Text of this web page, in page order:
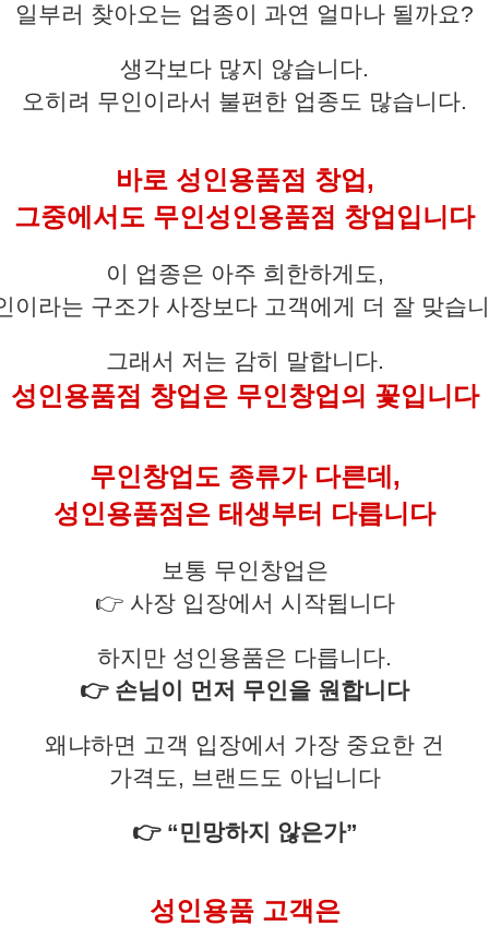
일부러 찾아오는 업종이 과연 얼마나 될까요?
생각보다 많지 않습니다.
오히려 무인이라서 불편한 업종도 많습니다.
바로 성인용품점 창업,
그중에서도 무인성인용품점 창업입니다
이 업종은 아주 희한하게도,
이라는 구조가 사장보다 고객에게 더 잘 맞습
그래서 저는 감히 말합니다.
성인용품점 창업은 무인창업의 꽃입니다
무인창업도 종류가 다른데,
성인용품점은 태생부터 다릅니다
보통 무인창업은
👉 사장 입장에서 시작됩니다
하지만 성인용품은 다릅니다.
👉 손님이 먼저 무인을 원합니다
왜냐하면 고객 입장에서 가장 중요한 건
가격도, 브랜드도 아닙니다
👉 “민망하지 않은가”
성인용품 고객은